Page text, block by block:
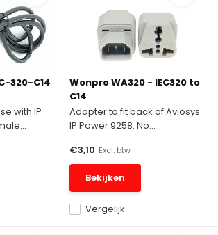
320-C14
with IP
Wonpro WA320 - IEC320 to
C14
Adapter to fit back of Aviosys
IP Power 9258. No...
Vergelijk
€3,10 Excl. btw
Bekijken